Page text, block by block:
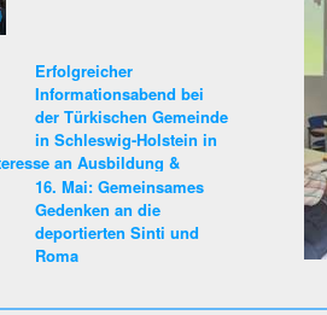
Erfolgreicher
Informationsabend bei
der Türkischen Gemeinde
in Schleswig-Holstein in
an Ausbildung &
Schleswig-Holstein!
16. Mai: Gemeinsames
Gedenken an die
deportierten Sinti und
Roma